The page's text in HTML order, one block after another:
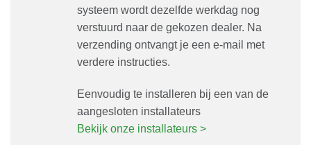
systeem wordt dezelfde werkdag nog
verstuurd naar de gekozen dealer. Na
verzending ontvangt je een e-mail met
verdere instructies.
Eenvoudig te installeren bij een van de
aangesloten installateurs
Bekijk onze installateurs >